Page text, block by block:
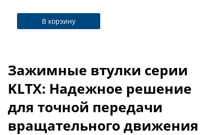
В корзину
Зажимные втулки серии
KLTX: Надежное решение
для точной передачи
вращательного движения